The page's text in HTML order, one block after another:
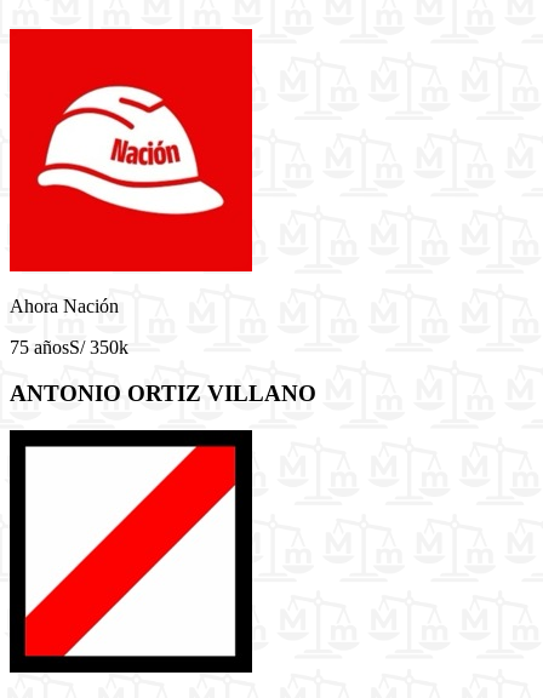
Ahora Nación
75 añosS/ 350k
ANTONIO ORTIZ VILLANO